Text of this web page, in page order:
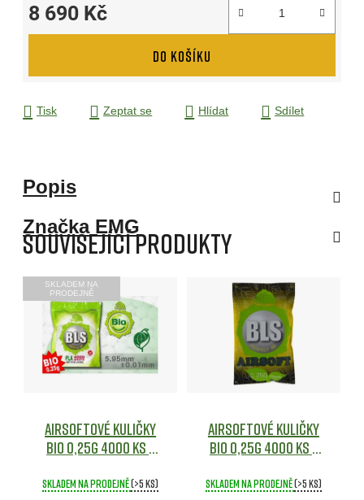
8 690 Kč
Měrná cena:
DO KOŠÍKU
Tisk Zeptat se Hlídat Sdílet
Popis
ZnačkaEMG
Související produkty
SKLADEM NA
PRODEJNĚ
Airsoftové kuličky
Bio 0,25g 4000 ks -
Skladem na prodejně(>5 ks)
Airsoftové kuličky
Bio 0,25g 4000 ks -
Skladem na prodejně(>5 ks)